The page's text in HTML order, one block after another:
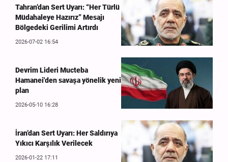
Tahran’dan Sert Uyarı: “Her Türlü
Müdahaleye Hazırız” Mesajı
Bölgedeki Gerilimi Artırdı
2026-07-02 16:54
Devrim Lideri Mucteba
Hamanei'den savaşa yönelik yeni
plan
2026-05-10 16:28
İran’dan Sert Uyarı: Her Saldırıya
Yıkıcı Karşılık Verilecek
2026-01-22 17:11